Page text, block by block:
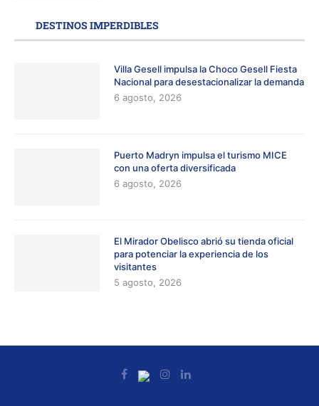
DESTINOS IMPERDIBLES
Villa Gesell impulsa la Choco Gesell Fiesta
Nacional para desestacionalizar la demanda
6 agosto, 2026
Puerto Madryn impulsa el turismo MICE
con una oferta diversificada
6 agosto, 2026
El Mirador Obelisco abrió su tienda oficial
para potenciar la experiencia de los
visitantes
5 agosto, 2026